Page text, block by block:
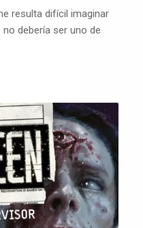
resulta difícil imaginar
debería ser uno de